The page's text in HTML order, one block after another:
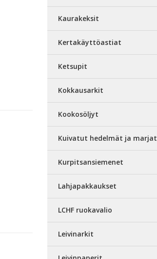
Kaurakeksit
Kertakäyttöastiat
Ketsupit
Kokkausarkit
Kookosöljyt
Kuivatut hedelmät ja marjat
Kurpitsansiemenet
Lahjapakkaukset
LCHF ruokavalio
Leivinarkit